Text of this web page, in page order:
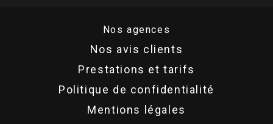
Nos agences
Nos avis clients
Prestations et tarifs
Politique de confidentialité
Mentions légales